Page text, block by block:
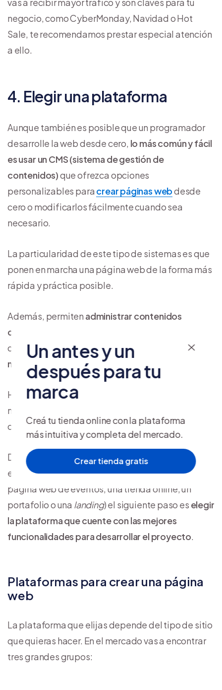
negocio, como CyberMonday, Navidad o Hot
Sale, te recomendamos prestar especial atención
a ello.
4. Elegir una plataforma
Aunque también es posible que un programador
desarrolle la web desde cero, lo más común y fácil
es usar un CMS (sistema de gestión de
contenidos)que ofrezca opciones
personalizables para crear páginas webdesde
cero o modificarlos fácilmente cuando sea
necesario.
La particularidad de este tipo de sistemas es que
ponen en marcha una página web de la forma más
rápida y práctica posible.
Además, permiten administrar contenidos
dinámicos
constante) de forma sencilla ysin necesidad de
mayores conocimientos técnicos.
Hay docenas de plataformas disponibles en el
mercado, que ofrecen diversas alternativas para
creación de todo tipo de páginas.
Dependiendo de los objetivos que se hayan
establecido en un principio (crear un blog, una
página web de eventos, una tienda online, un
portafolio o una landing) el siguiente paso es elegir
la plataforma que cuente con las mejores
funcionalidades para desarrollar el proyecto.
Plataformas para crear una página
web
La plataforma que elijas depende del tipo de sitio
que quieras hacer. En el mercado vas a encontrar
tres grandes grupos:
Un antes y un
después para tu
marca
Creá tu tienda online con la plataforma
más intuitiva y completa del mercado.
Crear tienda gratis